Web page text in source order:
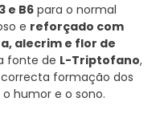
e B6 para o normal
e reforçado com
alecrim e flor de
fonte de L-Triptofano,
formação dos
humor e o sono.